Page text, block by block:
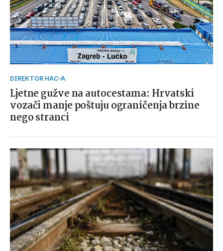
DIREKTOR HAC-A
Ljetne gužve na autocestama: Hrvatski
vozači manje poštuju ograničenja brzine
nego stranci